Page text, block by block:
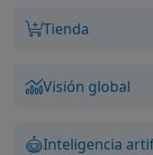
Tienda
Visión global
Inteligencia